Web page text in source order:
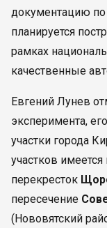
документацию по
планируется
рамках
качественные
Евгений Лунев
эксперимента,
участки города
участков
перекресток
пересечение
(Нововятский